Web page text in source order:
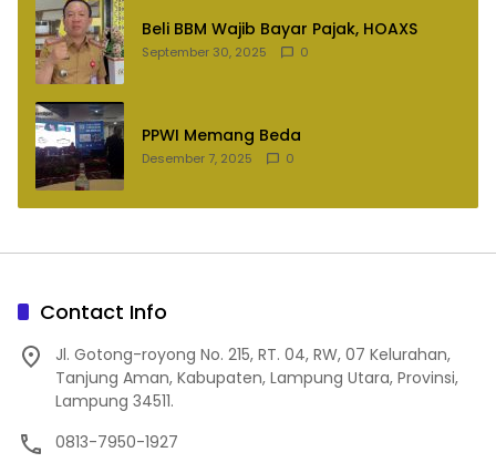
Beli BBM Wajib Bayar Pajak, HOAXS
September 30, 2025 0
PPWI Memang Beda
Desember 7, 2025 0
Contact Info
Jl. Gotong-royong No. 215, RT. 04, RW, 07 Kelurahan,
Tanjung Aman, Kabupaten, Lampung Utara, Provinsi,
Lampung 34511.
0813-7950-1927